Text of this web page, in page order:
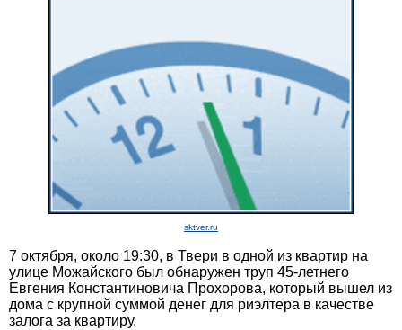
sktver.ru
7 октября, около 19:30, в Твери в одной из квартир на
улице Можайского был обнаружен труп 45-летнего
Евгения Константиновича Прохорова, который вышел из
дома с крупной суммой денег для риэлтера в качестве
залога за квартиру.